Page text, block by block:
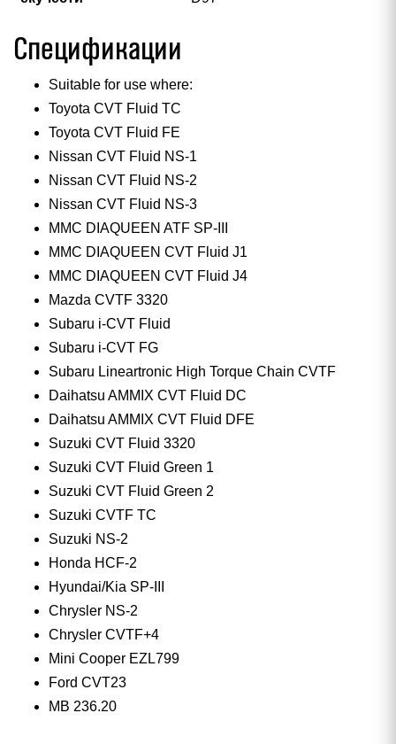
Спецификации
Suitable for use where:
Toyota CVT Fluid TC
Toyota CVT Fluid FE
Nissan CVT Fluid NS-1
Nissan CVT Fluid NS-2
Nissan CVT Fluid NS-3
MMC DIAQUEEN ATF SP-III
MMC DIAQUEEN CVT Fluid J1
MMC DIAQUEEN CVT Fluid J4
Mazda CVTF 3320
Subaru i-CVT Fluid
Subaru i-CVT FG
Subaru Lineartronic High Torque Chain CVTF
Daihatsu AMMIX CVT Fluid DC
Daihatsu AMMIX CVT Fluid DFE
Suzuki CVT Fluid 3320
Suzuki CVT Fluid Green 1
Suzuki CVT Fluid Green 2
Suzuki CVTF TC
Suzuki NS-2
Honda HCF-2
Hyundai/Kia SP-III
Chrysler NS-2
Chrysler CVTF+4
Mini Cooper EZL799
Ford CVT23
MB 236.20